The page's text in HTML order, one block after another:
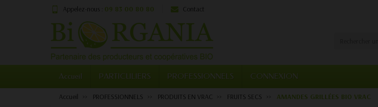
Appelez-nous : 09 83 00 80 80 Contact
Accueil PARTICULIERS PROFESSIONNELS CONNEXION
Accueil PROFESSIONNELS PRODUITS EN VRAC FRUITS SECS AMANDES GRILLÉES BIO VRAC